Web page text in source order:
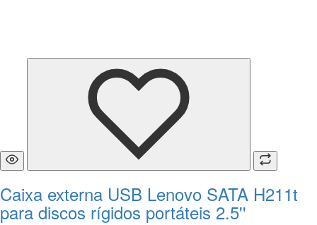
Caixa externa USB Lenovo SATA H211t
para discos rígidos portáteis 2.5''